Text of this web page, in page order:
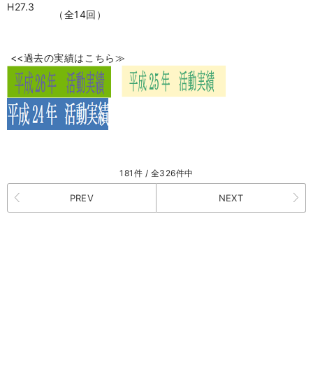
H27.3
（全14回）
<<過去の実績はこちら≫
181件 / 全326件中
PREV NEXT